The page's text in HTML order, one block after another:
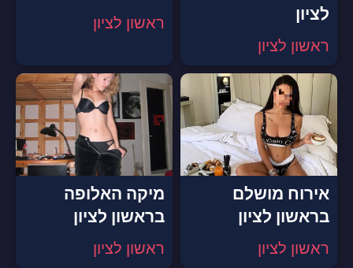
לציון
ראשון לציון
ראשון לציון
אירוח מושלם
בראשון לציון
ראשון לציון
מיקה האלופה
בראשון לציון
ראשון לציון